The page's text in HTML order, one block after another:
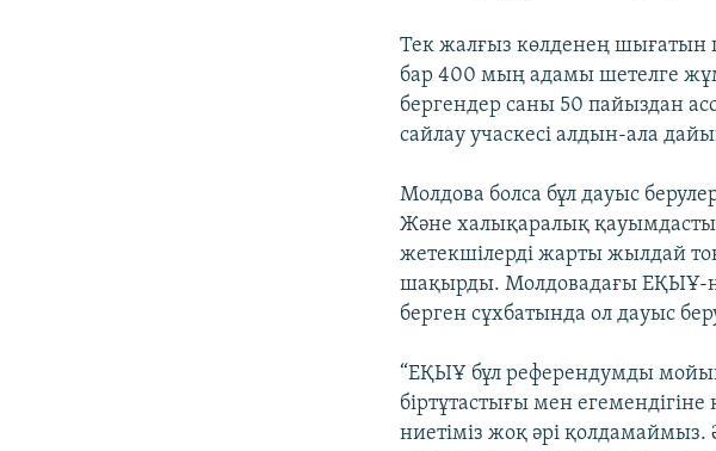
Тек жалғыз көлденең шығатын
бар 400 мың адамы шетелге
бергендер саны 50 пайыздан
сайлау учаскесі алдын-ала
Молдова болса бұл дауыс
Және халықаралық
жетекшілерді жарты жылдай
шақырды. Молдовадағы ЕҚЫҰ-
берген сұхбатында ол дауыс
“ЕҚЫҰ бұл референдумды
біртұтастығы мен егемендігіне
ниетіміз жоқ әрі қолдамаймыз.